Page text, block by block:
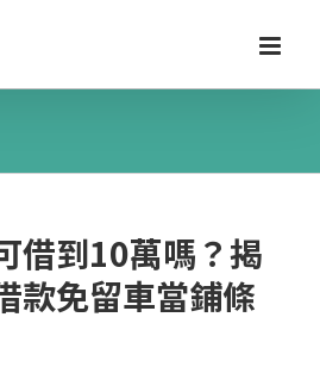
借到10萬嗎？揭
款免留車當鋪條